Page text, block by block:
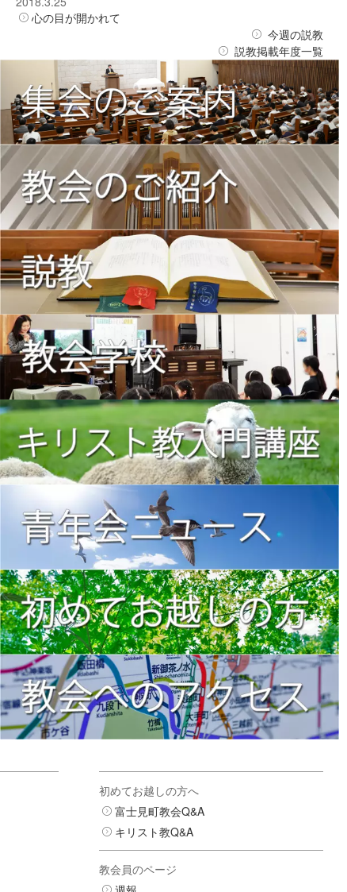
心の目が開かれて
今週の説教
説教掲載年度一覧
初めてお越しの方へ
富士見町教会Q&A
キリスト教Q&A
教会員のページ